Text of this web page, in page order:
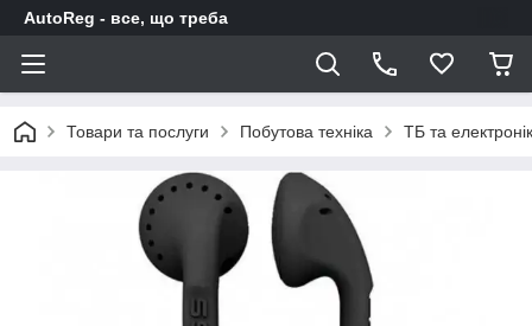
AutoReg - все, що треба
Товари та послуги Побутова техніка ТБ та